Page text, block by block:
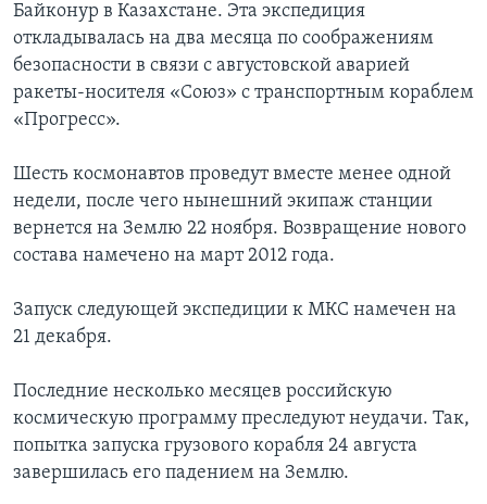
Байконур в Казахстане. Эта экспедиция
откладывалась на два месяца по соображениям
безопасности в связи с августовской аварией
ракеты-носителя «Союз» с транспортным кораблем
«Прогресс».
Шесть космонавтов проведут вместе менее одной
недели, после чего нынешний экипаж станции
вернется на Землю 22 ноября. Возвращение нового
состава намечено на март 2012 года.
Запуск следующей экспедиции к МКС намечен на
21 декабря.
Последние несколько месяцев российскую
космическую программу преследуют неудачи. Так,
попытка запуска грузового корабля 24 августа
завершилась его падением на Землю.